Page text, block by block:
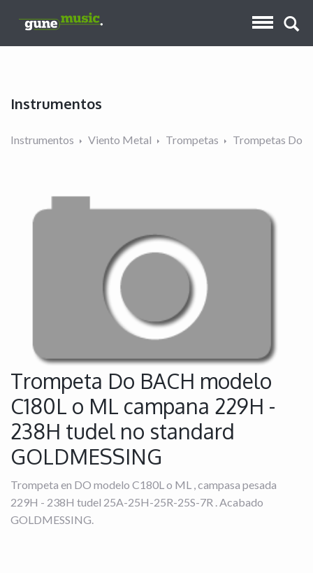
Instrumentos
Instrumentos Viento Metal Trompetas Trompetas Do
Trompeta Do BACH modelo
C180L o ML campana 229H -
238H tudel no standard
GOLDMESSING
Trompeta en DO modelo C180L o ML , campasa pesada
229H - 238H tudel 25A-25H-25R-25S-7R . Acabado
GOLDMESSING.